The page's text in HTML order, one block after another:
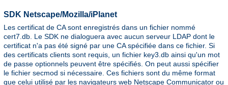
SDK Netscape/Mozilla/iPlanet
Les certificat de CA sont enregistrés dans un fichier nommé
cert7.db. Le SDK ne dialoguera avec aucun serveur LDAP dont le
certificat n'a pas été signé par une CA spécifiée dans ce fichier. Si
des certificats clients sont requis, un fichier key3.db ainsi qu'un mot
de passe optionnels peuvent être spécifiés. On peut aussi spécifier
le fichier secmod si nécessaire. Ces fichiers sont du même format
que celui utilisé par les navigateurs web Netscape Communicator ou